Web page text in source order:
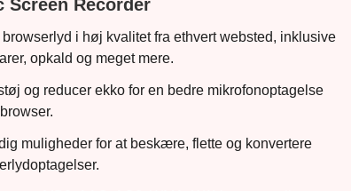
Screen Recorder
browserlyd i høj kvalitet fra ethvert websted, inklusive
opkald og meget mere.
og reducer ekko for en bedre mikrofonoptagelse
muligheder for at beskære, flette og konvertere